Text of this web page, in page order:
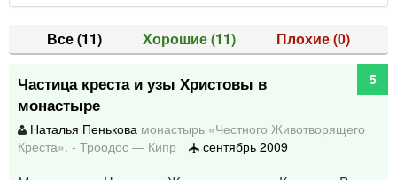
Все(11) Хорошие(11) Плохие(0)
Частица креста и узы Христовы в
монастыре
5
Наталья Пенькова монастырь «Честного Животворящего
Креста». - Троодос — Кипр сентябрь 2009